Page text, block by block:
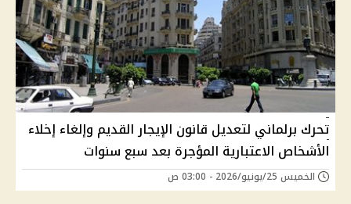
تحرك برلماني لتعديل قانون الإيجار القديم وإلغاء إخلاء
الأشخاص الاعتبارية المؤجرة بعد سبع سنوات
الخميس 25/يونيو/2026 - 03:00 ص